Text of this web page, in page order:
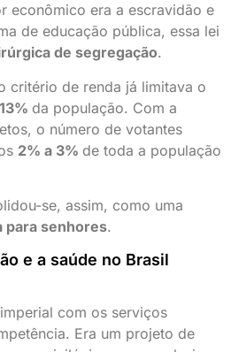
econômico era a escravidão e
de educação pública, essa lei
de segregação.
critério de renda já limitava o
13% da população. Com a
o número de votantes
2% a 3% de toda a população
se, assim, como uma
para senhores.
e a saúde no Brasil
com os serviços
Era um projeto de